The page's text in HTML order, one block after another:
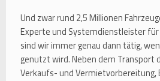
Und zwar rund 2,5 Millionen
Experte und Systemdienstleister
sind wir immer genau dann tätig,
genutzt wird. Neben dem Transport
Verkaufs- und Vermietvorbereitung,